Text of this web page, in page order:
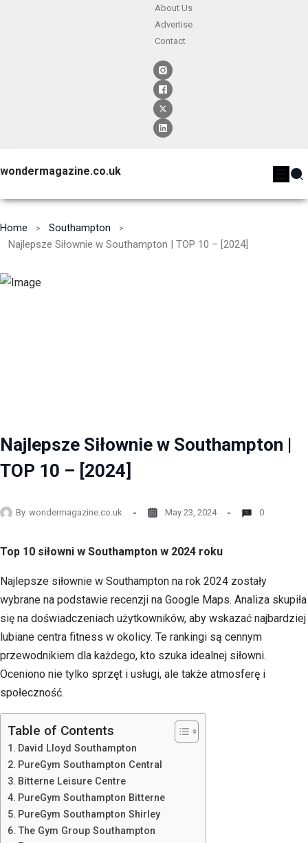
About Us
Advertise
Contact
wondermagazine.co.uk
Home
Southampton
Najlepsze Siłownie w Southampton | TOP 10 – [2024]
Najlepsze Siłownie w Southampton |
TOP 10 – [2024]
By wondermagazine.co.uk May 23, 2024 0
Top 10 siłowni w Southampton w 2024 roku
Najlepsze siłownie w Southampton na rok 2024 zostały
wybrane na podstawie recenzji na Google Maps. Analiza skupiła
się na doświadczeniach użytkowników, aby wskazać najbardziej
lubiane centra fitness w okolicy. Te rankingi są cennym
przewodnikiem dla każdego, kto szuka idealnej siłowni.
Oceniono nie tylko sprzęt i usługi, ale także atmosferę i
społeczność.
Table of Contents
David Lloyd Southampton
PureGym Southampton Central
Bitterne Leisure Centre
PureGym Southampton Bitterne
PureGym Southampton Shirley
The Gym Group Southampton